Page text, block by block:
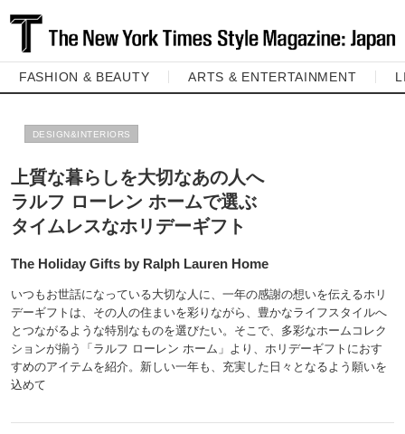
FASHION & BEAUTY ARTS & ENTERTAINMENT
DESIGN&INTERIORS
上質な暮らしを大切なあの人へ
ラルフ ローレン ホームで選ぶ
タイムレスなホリデーギフト
The Holiday Gifts by Ralph Lauren Home
いつもお世話になっている大切な人に、一年の感謝の想いを伝えるホリ
デーギフトは、その人の住まいを彩りながら、豊かなライフスタイルへ
とつながるような特別なものを選びたい。そこで、多彩なホームコレク
ションが揃う「ラルフ ローレン ホーム」より、ホリデーギフトにおす
すめのアイテムを紹介。新しい一年も、充実した日々となるよう願いを
込めて